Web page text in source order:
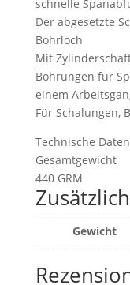
schnelle
Der abgesetzte
Bohrloch
Mit
Bohrungen für
einem
Für Schalungen,
Technische Daten
Gesamtgewicht
440 GRM
Gewicht